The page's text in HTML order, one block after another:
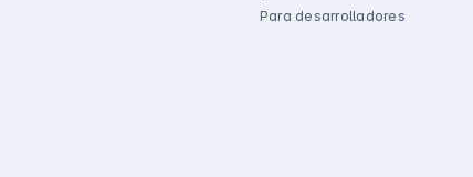
Para desarrolladores